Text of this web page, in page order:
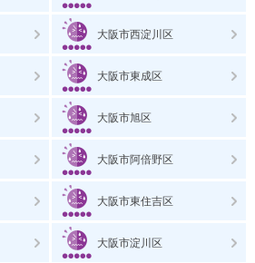
大阪市西淀川区
大阪市東成区
大阪市旭区
大阪市阿倍野区
大阪市東住吉区
大阪市淀川区